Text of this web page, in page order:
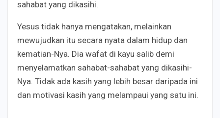
sahabat yang dikasihi.
Yesus tidak hanya mengatakan, melainkan
mewujudkan itu secara nyata dalam hidup dan
kematian-Nya. Dia wafat di kayu salib demi
menyelamatkan sahabat-sahabat yang dikasihi-
Nya. Tidak ada kasih yang lebih besar daripada ini
dan motivasi kasih yang melampaui yang satu ini.